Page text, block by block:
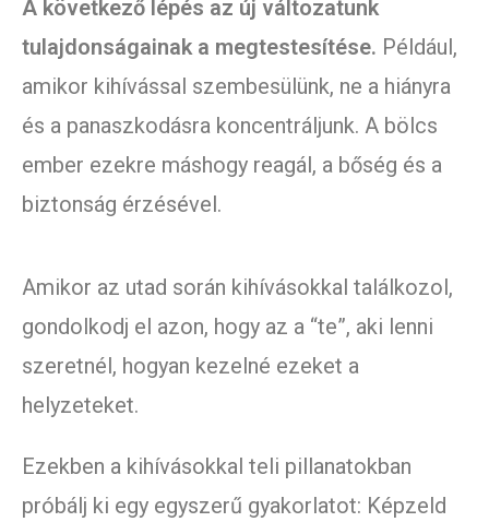
A következő lépés az új változatunk
tulajdonságainak a megtestesítése. Például,
amikor kihívással szembesülünk, ne a hiányra
és a panaszkodásra koncentráljunk. A bölcs
ember ezekre máshogy reagál, a bőség és a
biztonság érzésével.
Amikor az utad során kihívásokkal találkozol,
gondolkodj el azon, hogy az a “te”, aki lenni
szeretnél, hogyan kezelné ezeket a
helyzeteket.
Ezekben a kihívásokkal teli pillanatokban
próbálj ki egy egyszerű gyakorlatot: Képzeld